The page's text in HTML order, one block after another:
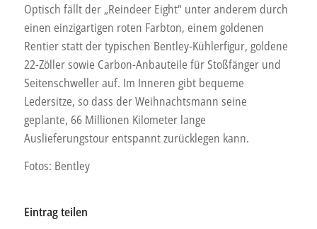
Optisch fällt der „Reindeer Eight“ unter anderem durch
einen einzigartigen roten Farbton, einem goldenen
Rentier statt der typischen Bentley-Kühlerfigur, goldene
22-Zöller sowie Carbon-Anbauteile für Stoßfänger und
Seitenschweller auf. Im Inneren gibt bequeme
Ledersitze, so dass der Weihnachtsmann seine
geplante, 66 Millionen Kilometer lange
Auslieferungstour entspannt zurücklegen kann.
Fotos: Bentley
Eintrag teilen